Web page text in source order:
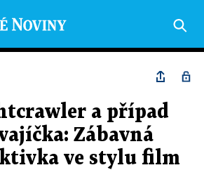
a případ
Zábavná
ve stylu film